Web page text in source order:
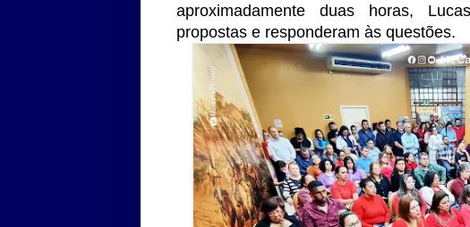
aproximadamente duas horas,
propostas e responderam às questões.